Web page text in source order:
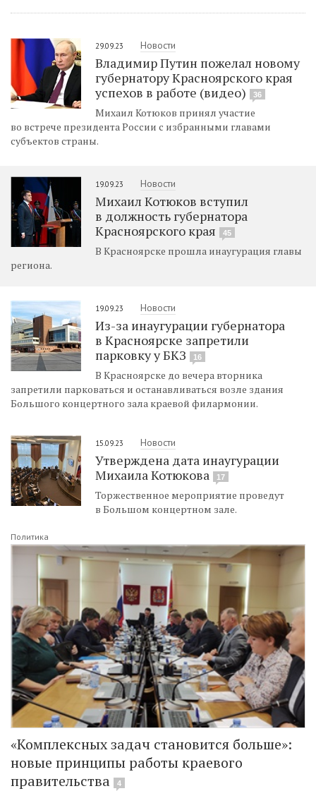
29.09.23 Новости
Владимир Путин пожелал новому
губернатору Красноярского края
успехов в работе (видео)
36
Михаил Котюков принял участие
во встрече президента России с избранными главами
субъектов страны.
19.09.23 Новости
Михаил Котюков вступил
в должность губернатора
Красноярского края
45
В Красноярске прошла инаугурация главы
региона.
19.09.23 Новости
Из-за инаугурации губернатора
в Красноярске запретили
парковку у БКЗ
16
В Красноярске до вечера вторника
запретили парковаться и останавливаться возле здания
Большого концертного зала краевой филармонии.
15.09.23 Новости
Утверждена дата инаугурации
Михаила Котюкова
17
Торжественное мероприятие проведут
в Большом концертном зале.
Политика
«Комплексных задач становится больше»:
новые принципы работы краевого
правительства
4